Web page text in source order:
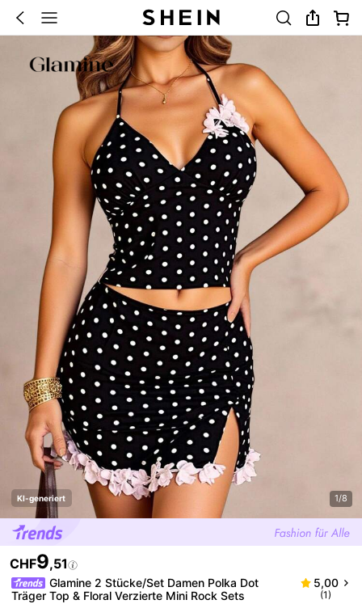
KI-generiert 1/8
CHF9,51
Glamine 2 Stücke/Set Damen Polka Dot
Träger Top & Floral Verzierte Mini Rock Sets
5,00
(1)